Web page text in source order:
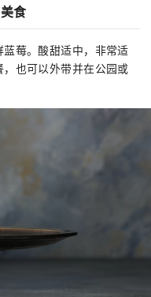
食
莓。酸甜适中，非常适
也可以外带并在公园或